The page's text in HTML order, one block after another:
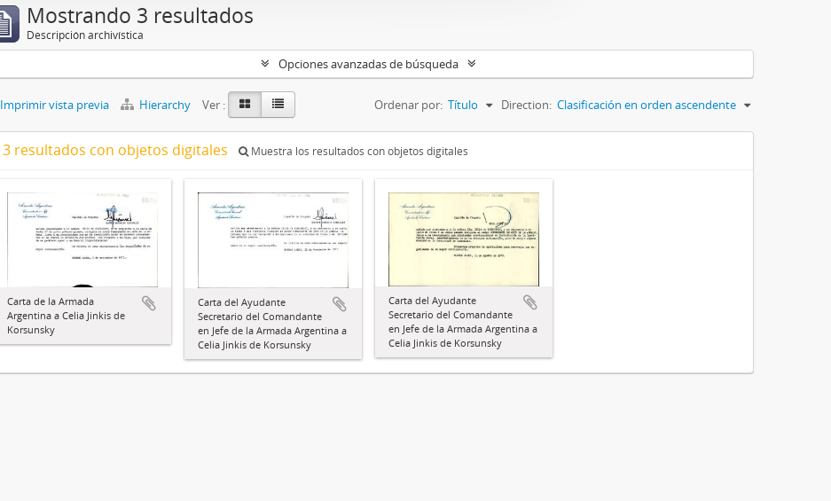
Mostrando 3 resultados
Descripción archivística
Opciones avanzadas de búsqueda
Imprimir vista previa Hierarchy Ver : Ordenar por: Título Direction: Clasificación en orden ascendente
3 resultados con objetos digitales Muestra los resultados con objetos digitales
Carta de la Armada
Argentina a Celia Jinkis de
Korsunsky
Carta del Ayudante
Secretario del Comandante
en Jefe de la Armada Argentina a
Celia Jinkis de Korsunsky
Carta del Ayudante
Secretario del Comandante
en Jefe de la Armada Argentina a
Celia Jinkis de Korsunsky